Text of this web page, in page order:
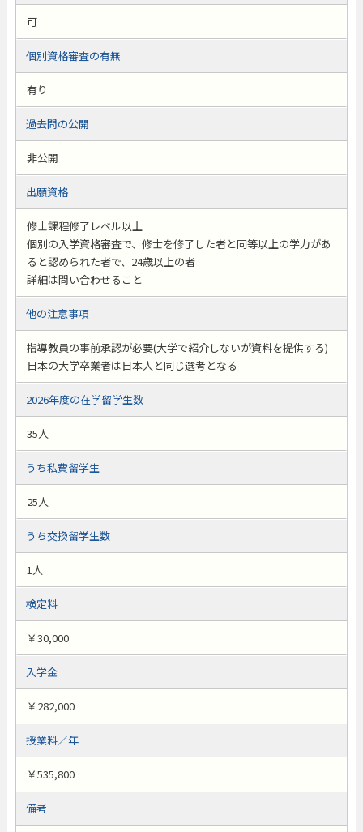
可
個別資格審査の有無
有り
過去問の公開
非公開
出願資格
修士課程修了レベル以上
個別の入学資格審査で、修士を修了した者と同等以上の学力があ
ると認められた者で、24歳以上の者
詳細は問い合わせること
他の注意事項
指導教員の事前承認が必要(大学で紹介しないが資料を提供する)
日本の大学卒業者は日本人と同じ選考となる
2026年度の在学留学生数
35人
うち私費留学生
25人
うち交換留学生数
1人
検定料
￥30,000
入学金
￥282,000
授業料／年
￥535,800
備考